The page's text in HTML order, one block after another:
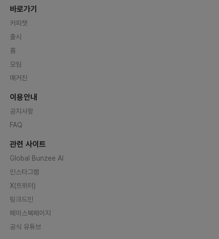
바로가기
커피챗
출시
홈
모임
매거진
이용안내
공지사항
FAQ
관련 사이트
Global Bunzee AI
인스타그램
X(트위터)
링크드인
페이스북페이지
공식 유튜브